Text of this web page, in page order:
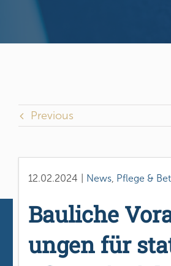
Previous
12.02.2024 News, Pflege &
Bauliche
ungen für